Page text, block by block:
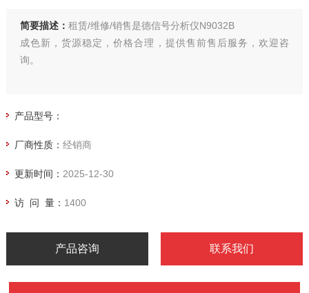
简要描述： 租赁/维修/销售是德信号分析仪N9032B
成色新，货源稳定，价格合理，提供售前售后服务，欢迎咨
询。
产品型号：
厂商性质： 经销商
更新时间： 2025-12-30
访 问 量： 1400
产品咨询 联系我们